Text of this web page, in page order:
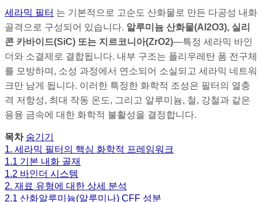
세라믹 필터 는 기본적으로 고순도 산화물로 만든 다공성 내화
골격으로 구성되어 있습니다. 알루미늄 산화물(Al2O3), 실리
콘 카바이드(SiC) 또는 지르코니아(ZrO2)—특정 세라믹 바인
더와 소결제로 결합됩니다. 내부 구조는 폴리우레탄 폼 전구체
를 모방하며, 소성 과정에서 연소되어 소실되고 세라믹 네트워
크만 남게 됩니다. 이러한 특정한 화학적 조성은 필터의 열충
격 저항성, 최대 작동 온도, 그리고 알루미늄, 철, 강철과 같은
용융 금속에 대한 화학적 불활성을 결정합니다.
목차 숨기기
1. 세라믹 필터의 핵심 화학적 프레임워크
1.1 기본 내화 골재
1.2 바인더 시스템
2. 재료 유형에 대한 상세 분석
2.1 산화알루미늄(알루미나) CFF 성분